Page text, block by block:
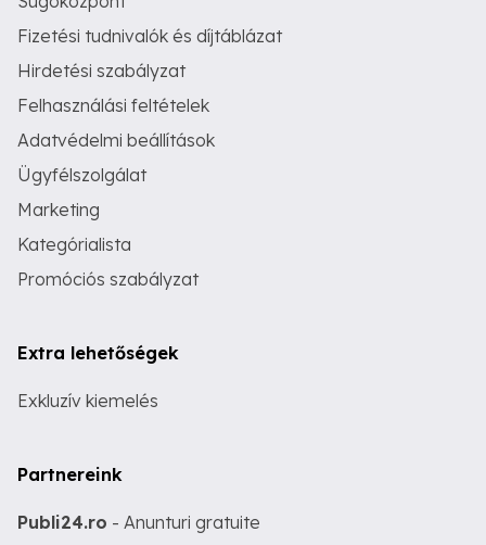
Fizetési tudnivalók és díjtáblázat
Hirdetési szabályzat
Felhasználási feltételek
Adatvédelmi beállítások
Ügyfélszolgálat
Marketing
Kategórialista
Promóciós szabályzat
Extra lehetőségek
Exkluzív kiemelés
Partnereink
Publi24.ro - Anunturi gratuite